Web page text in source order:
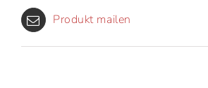
Produkt mailen